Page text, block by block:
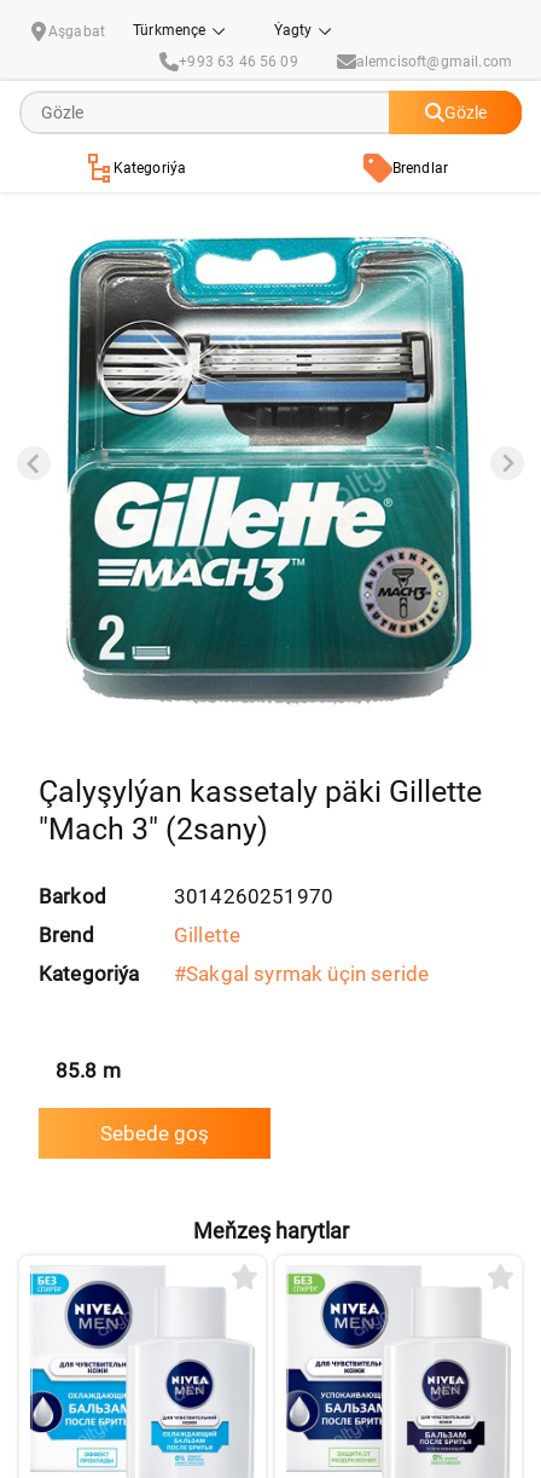
Aşgabat Türkmençe
Ýagty
+993 63 46 56 09
alemcisoft@gmail.com
Gözle
Kategoriýa Brendlar
Çalyşylýan kassetaly päki Gillette
"Mach 3" (2sany)
Barkod
3014260251970
Brend
Gillette
Kategoriýa
#Sakgal syrmak üçin seride
85.8 m
Sebede goş
Meňzeş harytlar